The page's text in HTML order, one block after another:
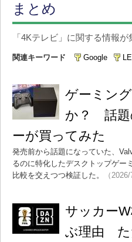
まとめ
「4Kテレビ」に関する情報が
関連キーワード Google
ゲーミン
か？ 話題
ーが買ってみた
発売前から話題になっていた、
るのに特化したデスクトップゲー
比較を交えつつ検証した。
（2026/
サッカー
ぶ理由 た